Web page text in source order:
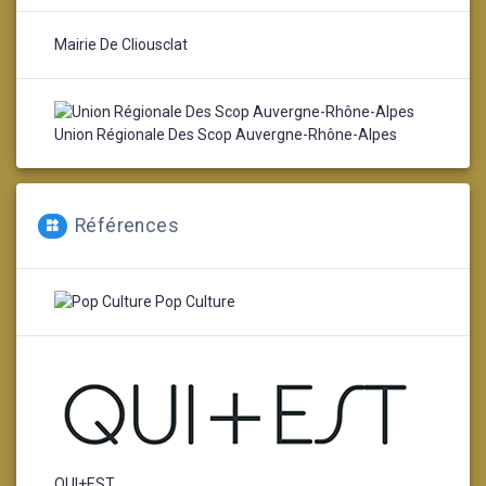
Mairie De Cliousclat
Union Régionale Des Scop Auvergne-Rhône-Alpes
Références
Pop Culture